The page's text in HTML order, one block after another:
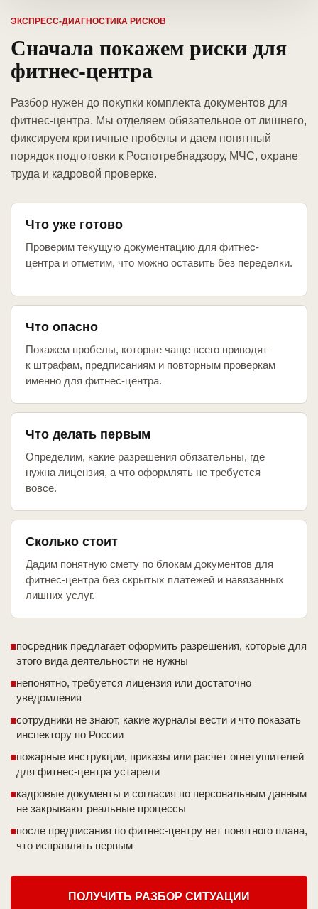
ЭКСПРЕСС-ДИАГНОСТИКА РИСКОВ
Сначала покажем риски для
фитнес-центра
Разбор нужен до покупки комплекта документов для
фитнес-центра. Мы отделяем обязательное от лишнего,
фиксируем критичные пробелы и даем понятный
порядок подготовки к Роспотребнадзору, МЧС, охране
труда и кадровой проверке.
Что уже готово
Проверим текущую документацию для фитнес-
центра и отметим, что можно оставить без переделки.
Что опасно
Покажем пробелы, которые чаще всего приводят
к штрафам, предписаниям и повторным проверкам
именно для фитнес-центра.
Что делать первым
Определим, какие разрешения обязательны, где
нужна лицензия, а что оформлять не требуется
вовсе.
Сколько стоит
Дадим понятную смету по блокам документов для
фитнес-центра без скрытых платежей и навязанных
лишних услуг.
посредник предлагает оформить разрешения, которые для
этого вида деятельности не нужны
непонятно, требуется лицензия или достаточно
уведомления
сотрудники не знают, какие журналы вести и что показать
инспектору по России
пожарные инструкции, приказы или расчет огнетушителей
для фитнес-центра устарели
кадровые документы и согласия по персональным данным
не закрывают реальные процессы
после предписания по фитнес-центру нет понятного плана,
что исправлять первым
ПОЛУЧИТЬ РАЗБОР СИТУАЦИИ